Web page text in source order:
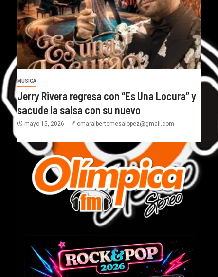
MÚSICA
Jerry Rivera regresa con “Es Una Locura” y
sacude la salsa con su nuevo
mayo 15, 2026 omaralbertomesalopez@gmail.com